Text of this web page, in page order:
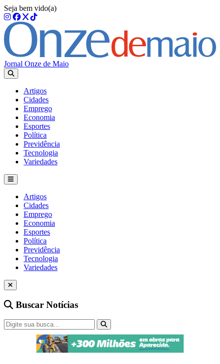
Seja bem vido(a)
Jornal Onze de Maio
Artigos
Cidades
Emprego
Economia
Esportes
Política
Previdência
Tecnologia
Variedades
Artigos
Cidades
Emprego
Economia
Esportes
Política
Previdência
Tecnologia
Variedades
Buscar Notícias